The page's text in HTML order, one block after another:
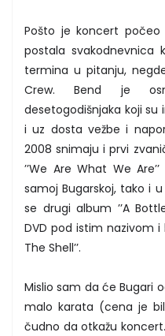
Pošto je koncert
postala svakodnevnica
termina u pitanju,
Crew. Bend je
desetogodišnjaka koji
i uz dosta vežbe i
2008 snimaju i prvi
’’We Are What We
samoj Bugarskoj, tako i
se drugi album ’’A
DVD pod istim nazivom i
The Shell’’.
Mislio sam da će Bugari
malo karata (cena je
čudno da otkažu